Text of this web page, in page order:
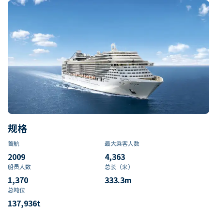
规格
首航
2009
最大乘客人数
4,363
船员人数
1,370
总长（米）
333.3m
总吨位
137,936t